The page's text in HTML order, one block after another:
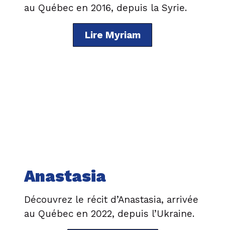
au Québec en 2016, depuis la Syrie.
Lire Myriam
Anastasia
Découvrez le récit d’Anastasia, arrivée
au Québec en 2022, depuis l’Ukraine.